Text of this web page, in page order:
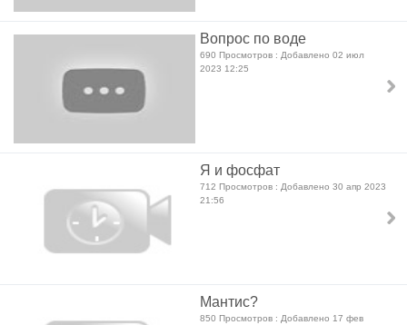
Вопрос по воде
690 Просмотров : Добавлено 02 июл
2023 12:25
Я и фосфат
712 Просмотров : Добавлено 30 апр 2023
21:56
Мантис?
850 Просмотров : Добавлено 17 фев